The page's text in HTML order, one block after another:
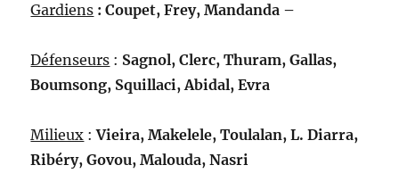
Gardiens : Coupet, Frey, Mandanda –
Défenseurs : Sagnol, Clerc, Thuram, Gallas,
Boumsong, Squillaci, Abidal, Evra
Milieux :Vieira, Makelele, Toulalan, L. Diarra,
Ribéry, Govou, Malouda, Nasri